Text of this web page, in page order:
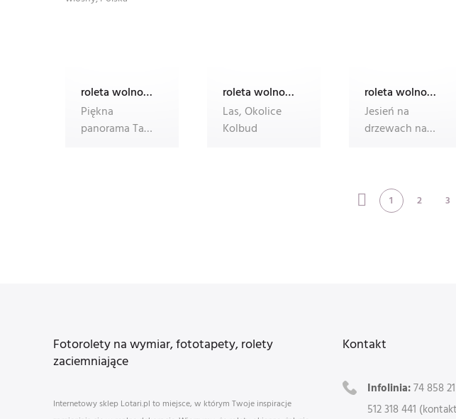
roleta wolnowisząca electro z nadrukiem
Piękna
panorama Tatr
roleta wolnowisząca electro z nadrukiem
Las, Okolice
Kolbud
roleta wolnowisząca electro z nadrukiem
Jesień na
drzewach nad
1 2 3
Fotorolety na wymiar, fototapety, rolety
zaciemniające
Internetowy sklep Lotari.pl to miejsce, w którym Twoje inspiracje
Kontakt
Infolinia:74 858
512 318 441 (kontakt